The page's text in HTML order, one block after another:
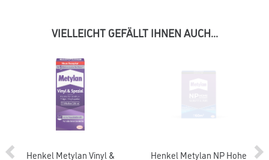
VIELLEICHT GEFÄLLT IHNEN AUCH...
Henkel Metylan Vinyl &
Henkel Metylan NP Hohe